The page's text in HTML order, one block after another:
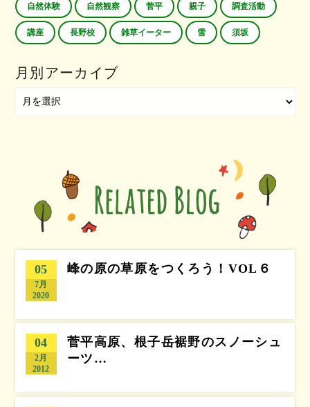
自然体験 自然観察 菅平 親子 調査活動
講座 長野校 雑草イーター 雪 須坂
月別アーカイブ
05
7月
2020
峰の原の草原をつくろう！VOL６
04
2月
2012
菅平高原、根子岳裾野のスノーシュ
ーツ…